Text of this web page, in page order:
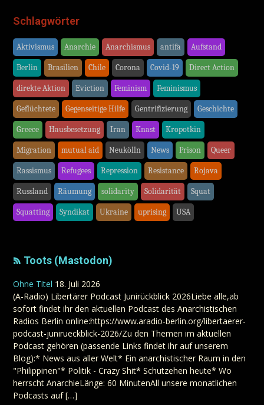
Schlagwörter
Aktivismus Anarchie Anarchismus antifa Aufstand
Berlin Brasilien Chile Corona Covid-19 Direct Action
direkte Aktion Eviction Feminism Feminismus
Geflüchtete Gegenseitige Hilfe Gentrifizierung Geschichte
Greece Hausbesetzung Iran Knast Kropotkin
Migration mutual aid Neukölln News Prison Queer
Rassismus Refugees Repression Resistance Rojava
Russland Räumung solidarity Solidarität Squat
Squatting Syndikat Ukraine uprising USA
Toots (Mastodon)
Ohne Titel 18. Juli 2026
(A-Radio) Libertärer Podcast Junirückblick 2026Liebe alle,ab
sofort findet ihr den aktuellen Podcast des Anarchistischen
Radios Berlin online:https://www.aradio-berlin.org/libertaerer-
podcast-junirueckblick-2026/Zu den Themen im aktuellen
Podcast gehören (passende Links findet ihr auf unserem
Blog):* News aus aller Welt* Ein anarchistischer Raum in den
"Philippinen"* Politik - Crazy Shit* Schutzehen heute* Wo
herrscht AnarchieLänge: 60 MinutenAll unsere monatlichen
Podcasts auf […]